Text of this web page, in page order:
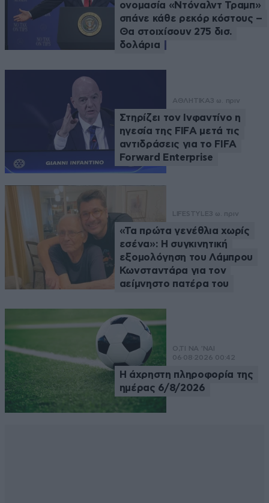
ονομασία «Ντόναλντ Τραμπ»
σπάνε κάθε ρεκόρ κόστους –
Θα στοιχίσουν 275 δισ.
δολάρια
ΑΘΛΗΤΙΚΑ3 ω. πριν
Στηρίζει τον Ινφαντίνο η
ηγεσία της FIFA μετά τις
αντιδράσεις για το FIFA
Forward Enterprise
LIFESTYLE3 ω. πριν
«Τα πρώτα γενέθλια χωρίς
εσένα»: Η συγκινητική
εξομολόγηση του Λάμπρου
Κωνσταντάρα για τον
αείμνηστο πατέρα του
Ο,ΤΙ ΝΑ 'ΝΑΙ
06·08·2026 00:42
Η άχρηστη πληροφορία της
ημέρας 6/8/2026